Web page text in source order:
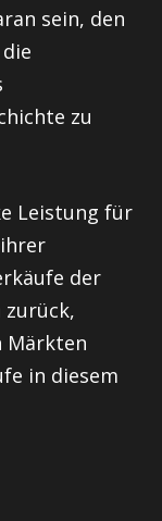
sein, den
zu
Leistung für
der
zurück,
Märkten
in diesem